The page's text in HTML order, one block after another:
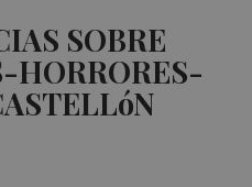
SOBRE
HORRORES-